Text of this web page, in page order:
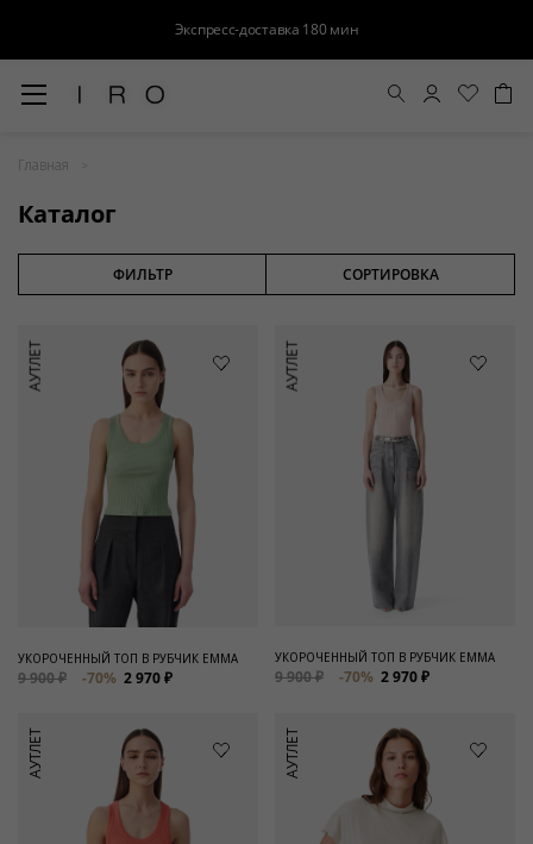
Экспресс-доставка 180 мин
Главная
Каталог
Обувь и Аксессуары
Для нее
ФИЛЬТР СОРТИРОВКА
АУТЛЕТ
УКОРОЧЕННЫЙ ТОП В РУБЧИК EMMA
9 900 ₽ -70% 2 970 ₽
АУТЛЕТ
УКОРОЧЕННЫЙ ТОП В РУБЧИК EMMA
9 900 ₽ -70% 2 970 ₽
АУТЛЕТ АУТЛЕТ